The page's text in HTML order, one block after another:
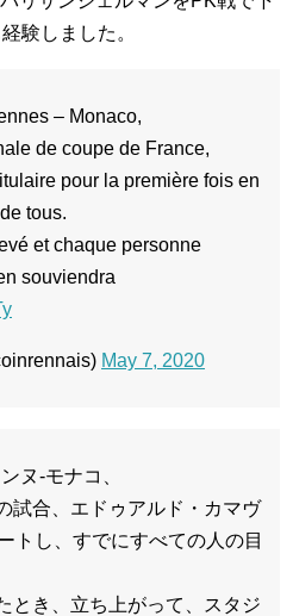
験しました。
– Monaco,
de coupe de France,
pour la première fois en
tous.
et chaque personne
souviendra
May 7, 2020
ヌ-モナコ、
試合、エドゥアルド・カマヴ
トし、すでにすべての人の目
とき、立ち上がって、スタジ